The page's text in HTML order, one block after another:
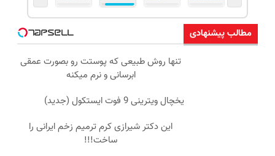
مطالب پیشنهادی
تنها روش طبیعی که پوستت رو بصورت عمقی
ابرسانی و نرم میکنه
یخچال ویترینی 9 فوت ایستکول (جدید)
این دکتر شیرازی کرم ترمیم زخم ایرانی را
ساخت!!!